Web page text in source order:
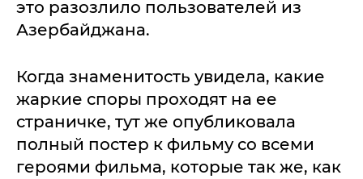
это разозлило пользователей из
Азербайджана.
Когда знаменитость увидела, какие
жаркие споры проходят на ее
страничке, тут же опубликовала
полный постер к фильму со всеми
героями фильма, которые так же, как